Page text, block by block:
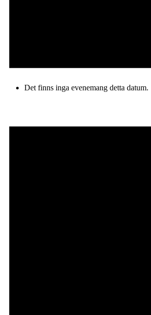
Det finns inga evenemang detta datum.